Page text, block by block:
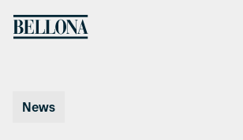
News